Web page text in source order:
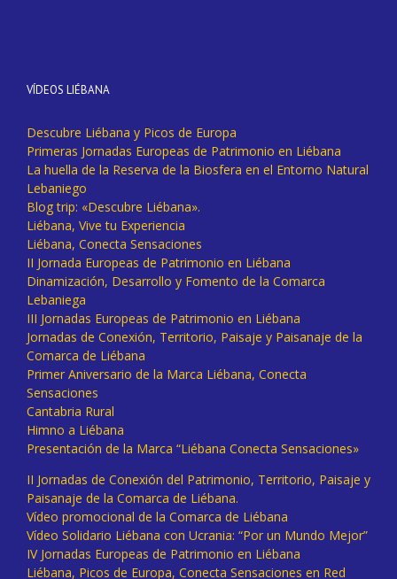
VÍDEOS LIÉBANA
Descubre Liébana y Picos de Europa
Primeras Jornadas Europeas de Patrimonio en Liébana
La huella de la Reserva de la Biosfera en el Entorno Natural
Lebaniego
Blog trip: «Descubre Liébana».
Liébana, Vive tu Experiencia
Liébana, Conecta Sensaciones
II Jornada Europeas de Patrimonio en Liébana
Dinamización, Desarrollo y Fomento de la Comarca
Lebaniega
III Jornadas Europeas de Patrimonio en Liébana
Jornadas de Conexión, Territorio, Paisaje y Paisanaje de la
Comarca de Liébana
Primer Aniversario de la Marca Liébana, Conecta
Sensaciones
Cantabria Rural
Himno a Liébana
Presentación de la Marca “Liébana Conecta Sensaciones»
II Jornadas de Conexión del Patrimonio, Territorio, Paisaje y
Paisanaje de la Comarca de Liébana.
Vídeo promocional de la Comarca de Liébana
Vídeo Solidario Liébana con Ucrania: “Por un Mundo Mejor”
IV Jornadas Europeas de Patrimonio en Liébana
Liébana, Picos de Europa, Conecta Sensaciones en Red